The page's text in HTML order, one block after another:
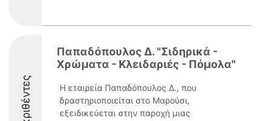
Παπαδόπουλος Δ. "Σιδηρικά -
Χρώματα - Κλειδαριές - Πόμολα"
Η εταιρεία Παπαδόπουλος Δ., που
δραστηριοποιείται στο Μαρούσι,
εξειδικεύεται στην παροχή μιας